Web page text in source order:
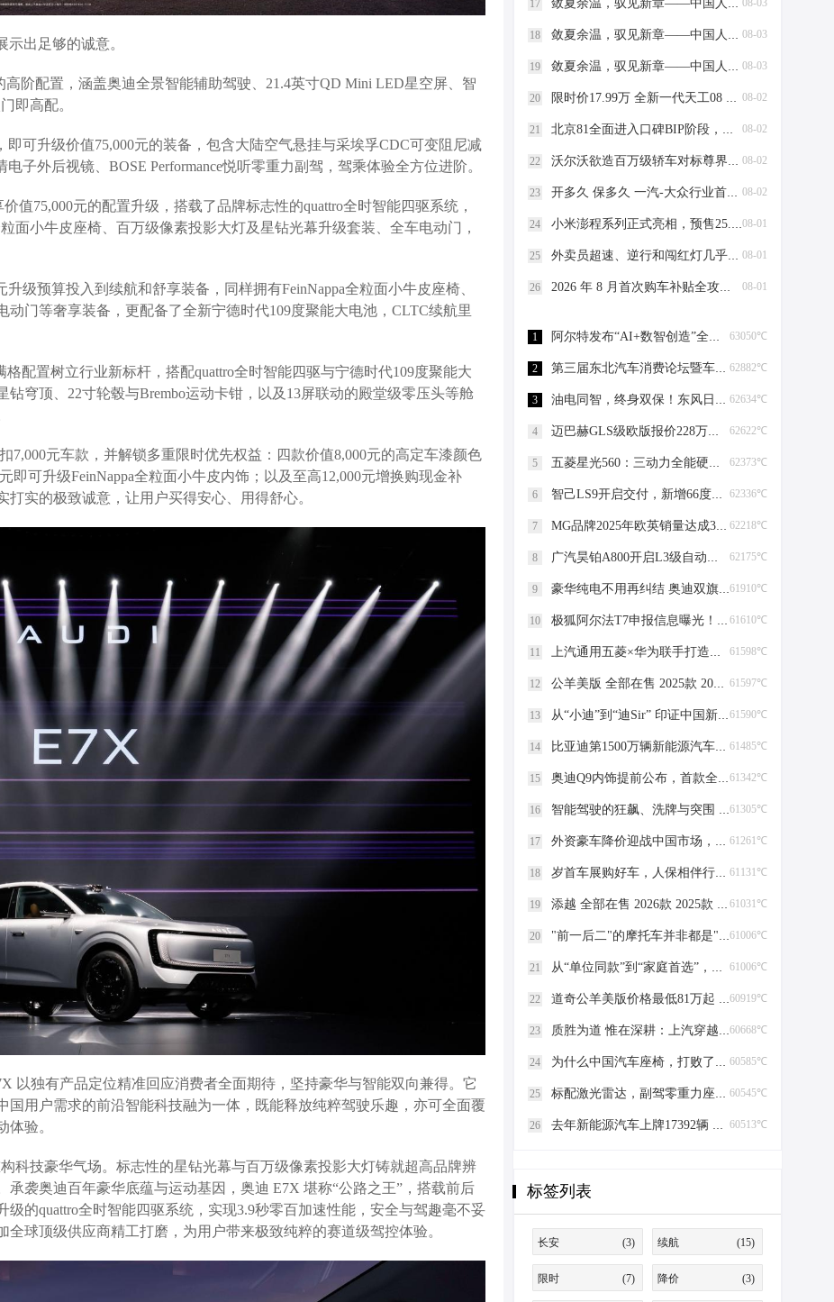
出足够的诚意。
阶配置，涵盖奥迪全景智能辅助驾驶、21.4英寸QD Mini LED星空屏、智
即高配。
可升级价值75,000元的装备，包含大陆空气悬挂与采埃孚CDC可变阻尼减
子外后视镜、BOSE Performance悦听零重力副驾，驾乘体验全方位进阶。
值75,000元的配置升级，搭载了品牌标志性的quattro全时智能四驱系统，
面小牛皮座椅、百万级像素投影大灯及星钻光幕升级套装、全车电动门，
级预算投入到续航和舒享装备，同样拥有FeinNappa全粒面小牛皮座椅、
门等奢享装备，更配备了全新宁德时代109度聚能大电池，CLTC续航里
配置树立行业新标杆，搭配quattro全时智能四驱与宁德时代109度聚能大
穹顶、22寸轮毂与Brembo运动卡钳，以及13屏联动的殿堂级零压头等舱
7,000元车款，并解锁多重限时优先权益：四款价值8,000元的高定车漆颜色
即可升级FeinNappa全粒面小牛皮内饰；以及至高12,000元增换购现金补
实的极致诚意，让用户买得安心、用得舒心。
以独有产品定位精准回应消费者全面期待，坚持豪华与智能双向兼得。它
用户需求的前沿智能科技融为一体，既能释放纯粹驾驶乐趣，亦可全面覆
验。
科技豪华气场。标志性的星钻光幕与百万级像素投影大灯铸就超高品牌辨
袭奥迪百年豪华底蕴与运动基因，奥迪 E7X 堪称“公路之王”，搭载前后
的quattro全时智能四驱系统，实现3.9秒零百加速性能，安全与驾趣毫不妥
球顶级供应商精工打磨，为用户带来极致纯粹的赛道级驾控体验。
08-03
17 敛夏余温，驭见新章——中国人保携手安徽中迪汽车购车嘉年华
08-03
18 敛夏余温，驭见新章——中国人保携手安庆市好迪汽车购车嘉年华
08-03
19 敛夏余温，驭见新章——中国人保携手安庆利沃汽车购车嘉年华
08-02
20 限时价17.99万 全新一代天工08 670 Max上市
08-02
21 北京81全面进入口碑BIP阶段，全方位淬炼产品可靠
08-02
22 沃尔沃欲造百万级轿车对标尊界，吉利加持，胜算几何？
08-02
23 开多久 保多久 一汽-大众行业首发“全系双终身质保”
08-01
24 小米澎程系列正式亮相，预售25.99万起的增程SUV能讲出新故事吗？
08-01
25 外卖员超速、逆行和闯红灯几乎成为常态，是平台算法逼的吗？
08-01
26 2026 年 8 月首次购车补贴全攻略：最高1.1万，手机5分钟申领全流程
63050℃
1 阿尔特发布“AI+数智创造”全新产品体系
62882℃
2 第三届东北汽车消费论坛暨车市金诺品牌榜在沈阳成功举办
62634℃
3 油电同智，终身双保！东风日产十五代轩逸焕新上市
62622℃
4 迈巴赫GLS级欧版报价228万起 直降40万
62373℃
5 五菱星光560：三动力全能硬派大空间SUV东盟车展首秀
62336℃
6 智己LS9开启交付，新增66度超级骁遥MAX电池产线
62218℃
7 MG品牌2025年欧英销量达成30万辆，这一数据的“含金量”有多少？
62175℃
8 广汽昊铂A800开启L3级自动驾驶路测，全国首例
61910℃
9 豪华纯电不用再纠结 奥迪双旗舰上市 智驾续航豪华感全拉满
61610℃
10 极狐阿尔法T7申报信息曝光！轴距超3米！增程/纯电双动力可选！
61598℃
11 上汽通用五菱×华为联手打造华境S，落地国家领航级智能工厂
61597℃
12 公羊美版 全部在售 2025款 2023款 2022款 2017款 2016款2023款道奇公羊皮卡重重优惠入手好时机 全市可通行！
61590℃
13 从“小迪”到“迪Sir” 印证中国新能源车海外的深度认可
61485℃
14 比亚迪第1500万辆新能源汽车下线 里程碑时刻
61342℃
15 奥迪Q9内饰提前公布，首款全尺寸旗舰SUV于7月下旬首发
61305℃
16 智能驾驶的狂飙、洗牌与突围 | 看见2025
61261℃
17 外资豪车降价迎战中国市场，玛莎拉蒂低至35万
61131℃
18 岁首车展购好车，人保相伴行万里——中国人保携手安庆市好迪汽车购车嘉年华
61031℃
19 添越 全部在售 2026款 2025款 2024款 2023款 2022款 2021款2024款国六宾利添越配置介绍黑棕五座报价 售全国
61006℃
20 "前一后二"的摩托车并非都是"农用车"
61006℃
21 从“单位同款”到“家庭首选”，比亚迪为何成为大院新宠？
60919℃
22 道奇公羊美版价格最低81万起 直降53万
60668℃
23 质胜为道 惟在深耕：上汽穿越车市红海的破局与坚守
60585℃
24 为什么中国汽车座椅，打败了欧美发动机？
60545℃
25 标配激光雷达，副驾零重力座椅，埃安N60预售11.58万起！
60513℃
26 去年新能源汽车上牌17392辆 全市保有量超5.3万辆
标签列表
长安 (3) 续航 (15)
限时 (7) 降价 (3)